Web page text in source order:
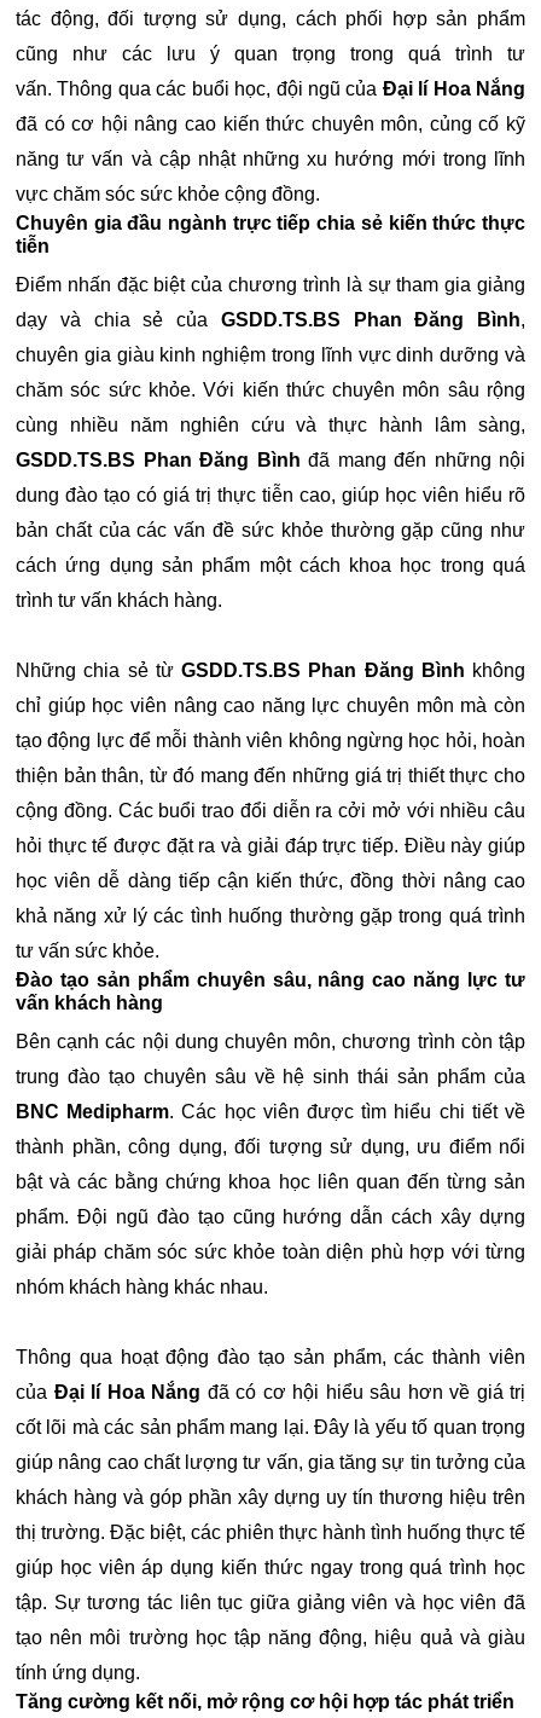
tác động, đối tượng sử dụng, cách phối hợp sản phẩm
cũng như các lưu ý quan trọng trong quá trình tư
vấn. Thông qua các buổi học, đội ngũ của Đại lí Hoa Nắng
đã có cơ hội nâng cao kiến thức chuyên môn, củng cố kỹ
năng tư vấn và cập nhật những xu hướng mới trong lĩnh
vực chăm sóc sức khỏe cộng đồng.
Chuyên gia đầu ngành trực tiếp chia sẻ kiến thức thực
tiễn
Điểm nhấn đặc biệt của chương trình là sự tham gia giảng
dạy và chia sẻ của GSDD.TS.BS Phan Đăng Bình,
chuyên gia giàu kinh nghiệm trong lĩnh vực dinh dưỡng và
chăm sóc sức khỏe. Với kiến thức chuyên môn sâu rộng
cùng nhiều năm nghiên cứu và thực hành lâm sàng,
GSDD.TS.BS Phan Đăng Bình đã mang đến những nội
dung đào tạo có giá trị thực tiễn cao, giúp học viên hiểu rõ
bản chất của các vấn đề sức khỏe thường gặp cũng như
cách ứng dụng sản phẩm một cách khoa học trong quá
trình tư vấn khách hàng.
Những chia sẻ từ GSDD.TS.BS Phan Đăng Bình không
chỉ giúp học viên nâng cao năng lực chuyên môn mà còn
tạo động lực để mỗi thành viên không ngừng học hỏi, hoàn
thiện bản thân, từ đó mang đến những giá trị thiết thực cho
cộng đồng. Các buổi trao đổi diễn ra cởi mở với nhiều câu
hỏi thực tế được đặt ra và giải đáp trực tiếp. Điều này giúp
học viên dễ dàng tiếp cận kiến thức, đồng thời nâng cao
khả năng xử lý các tình huống thường gặp trong quá trình
tư vấn sức khỏe.
Đào tạo sản phẩm chuyên sâu, nâng cao năng lực tư
vấn khách hàng
Bên cạnh các nội dung chuyên môn, chương trình còn tập
trung đào tạo chuyên sâu về hệ sinh thái sản phẩm của
BNC Medipharm. Các học viên được tìm hiểu chi tiết về
thành phần, công dụng, đối tượng sử dụng, ưu điểm nổi
bật và các bằng chứng khoa học liên quan đến từng sản
phẩm. Đội ngũ đào tạo cũng hướng dẫn cách xây dựng
giải pháp chăm sóc sức khỏe toàn diện phù hợp với từng
nhóm khách hàng khác nhau.
Thông qua hoạt động đào tạo sản phẩm, các thành viên
của Đại lí Hoa Nắng đã có cơ hội hiểu sâu hơn về giá trị
cốt lõi mà các sản phẩm mang lại. Đây là yếu tố quan trọng
giúp nâng cao chất lượng tư vấn, gia tăng sự tin tưởng của
khách hàng và góp phần xây dựng uy tín thương hiệu trên
thị trường. Đặc biệt, các phiên thực hành tình huống thực tế
giúp học viên áp dụng kiến thức ngay trong quá trình học
tập. Sự tương tác liên tục giữa giảng viên và học viên đã
tạo nên môi trường học tập năng động, hiệu quả và giàu
tính ứng dụng.
Tăng cường kết nối, mở rộng cơ hội hợp tác phát triển